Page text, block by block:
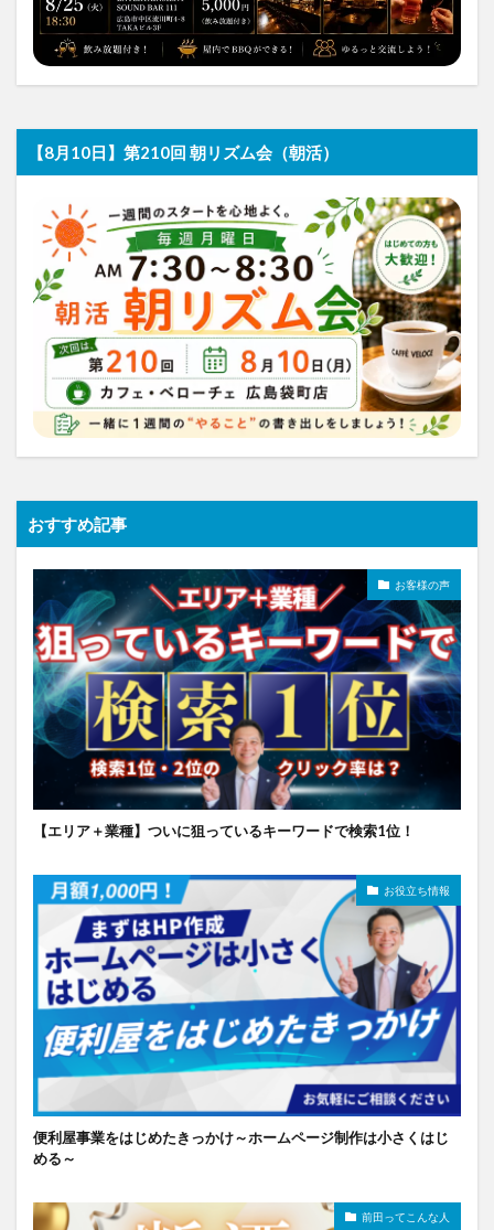
【8月10日】第210回 朝リズム会（朝活）
おすすめ記事
お客様の声
【エリア＋業種】ついに狙っているキーワードで検索1位！
お役立ち情報
便利屋事業をはじめたきっかけ～ホームページ制作は小さくはじ
める～
前田ってこんな人